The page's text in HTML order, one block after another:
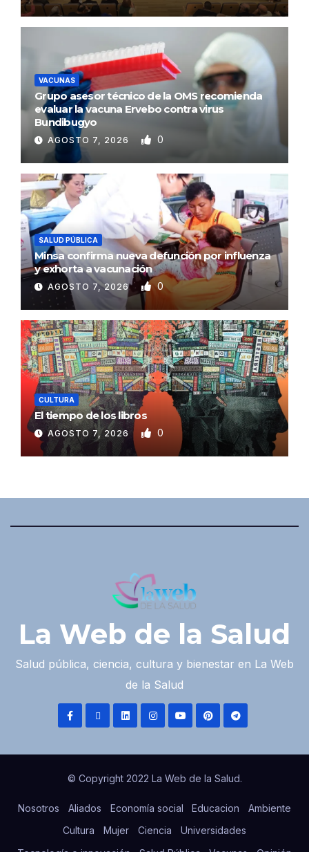
VACUNAS
Grupo asesor técnico de la OMS recomienda
evaluar la vacuna Ervebo contra virus
Bundibugyo
AGOSTO 7, 2026 0
SALUD PÚBLICA
Minsa confirma nueva defunción por influenza
y exhorta a vacunación
AGOSTO 7, 2026 0
CULTURA
El tiempo de los libros
AGOSTO 7, 2026 0
La Web de la Salud
Salud pública, ciencia, cultura y bienestar en La Web
de la Salud
© Copyright 2022 La Web de la Salud.
Nosotros Aliados Economía social Educacion
Ambiente
Cultura
Mujer Ciencia
Universidades